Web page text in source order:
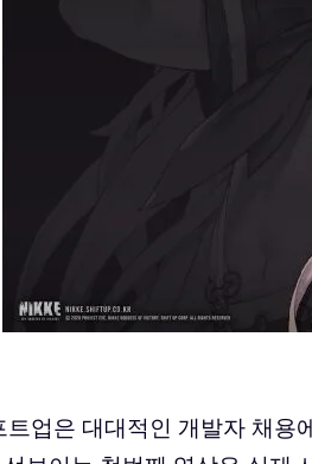
트업은 대대적인 개발자 채용